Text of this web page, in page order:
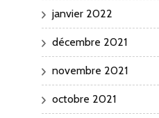
janvier 2022
décembre 2021
novembre 2021
octobre 2021